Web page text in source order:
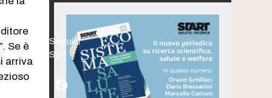
Se è
arriva
Seguici
Su:
Facebook